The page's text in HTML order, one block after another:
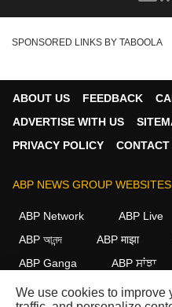
SPONSORED LINKS BY TABOOLA
ABOUT US FEEDBACK
ADVERTISE WITH US
PRIVACY POLICY
CONTACT
ABP NEWS GROUP WEBSITES
ABP Network ABP Live
ABP আনন্দ
ABP माझा
ABP Ganga
ABP ਸਾਂਝਾ
FOLLOW US
We use cookies to improve